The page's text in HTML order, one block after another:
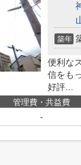
築年
便利な
信をも
好評...
管理費・共益費
-